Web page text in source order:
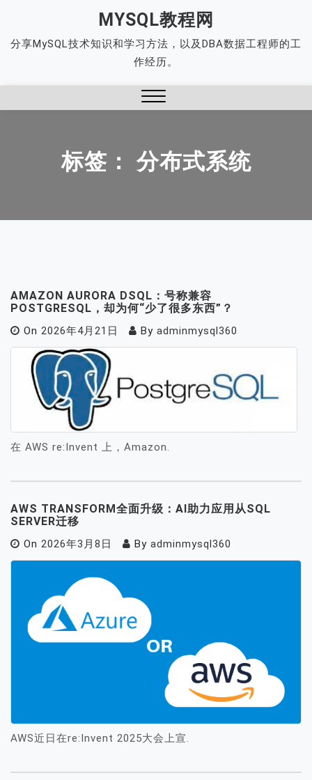
content
MYSQL教程网
分享MySQL技术知识和学习方法，以及DBA数据工程师的工
作经历。
标签： 分布式系统
AMAZON AURORA DSQL：号称兼容
POSTGRESQL，却为何“少了很多东西”？
On 2026年4月21日 By adminmysql360
在 AWS re:Invent 上，Amazon.
AWS TRANSFORM全面升级：AI助力应用从SQL
SERVER迁移
On 2026年3月8日 By adminmysql360
AWS近日在re:Invent 2025大会上宣.